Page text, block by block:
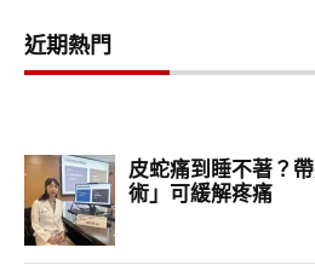
近期熱門